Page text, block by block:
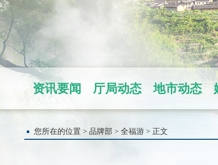
资讯要闻 厅局动态 地市动态
您所在的位置 > 品牌部 > 全福游 > 正文